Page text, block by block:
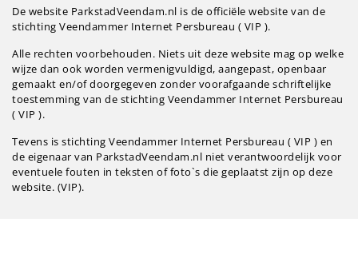
De website ParkstadVeendam.nl is de officiële website van de
stichting Veendammer Internet Persbureau ( VIP ).
Alle rechten voorbehouden. Niets uit deze website mag op welke
wijze dan ook worden vermenigvuldigd, aangepast, openbaar
gemaakt en/of doorgegeven zonder voorafgaande schriftelijke
toestemming van de stichting Veendammer Internet Persbureau
( VIP ).
Tevens is stichting Veendammer Internet Persbureau ( VIP ) en
de eigenaar van ParkstadVeendam.nl niet verantwoordelijk voor
eventuele fouten in teksten of foto`s die geplaatst zijn op deze
website. (VIP).